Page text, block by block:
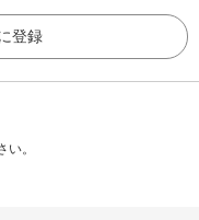
登録
い。